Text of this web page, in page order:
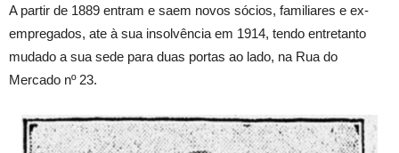
A partir de 1889 entram e saem novos sócios, familiares e ex-
empregados, ate à sua insolvência em 1914, tendo entretanto
mudado a sua sede para duas portas ao lado, na Rua do
Mercado nº 23.